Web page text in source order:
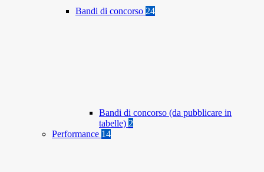
Bandi di concorso 24
Bandi di concorso (da pubblicare in
tabelle) 2
Performance 14